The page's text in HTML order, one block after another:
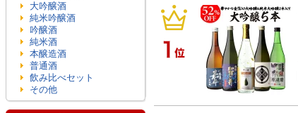
大吟醸酒
純米吟醸酒
吟醸酒
純米酒
本醸造酒
普通酒
飲み比べセット
その他